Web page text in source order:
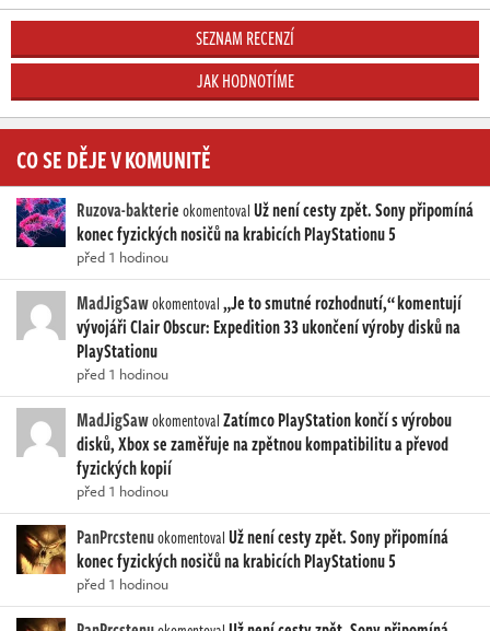
SEZNAM RECENZÍ
JAK HODNOTÍME
CO SE DĚJE V KOMUNITĚ
Ruzova-bakterieokomentovalUž není cesty zpět. Sony připomíná
konec fyzických nosičů na krabicích PlayStationu 5
před 1 hodinou
MadJigSawokomentoval„Je to smutné rozhodnutí,“ komentují
vývojáři Clair Obscur: Expedition 33 ukončení výroby disků na
PlayStationu
před 1 hodinou
MadJigSawokomentovalZatímco PlayStation končí s výrobou
disků, Xbox se zaměřuje na zpětnou kompatibilitu a převod
fyzických kopií
před 1 hodinou
PanPrcstenuokomentovalUž není cesty zpět. Sony připomíná
konec fyzických nosičů na krabicích PlayStationu 5
před 1 hodinou